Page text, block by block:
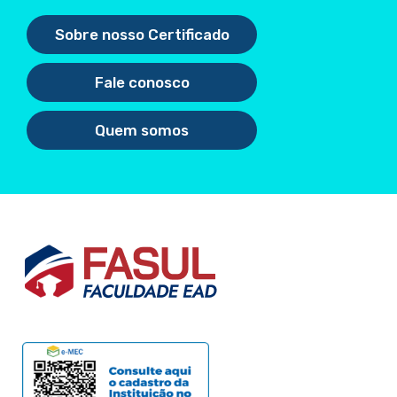
Sobre nosso Certificado
Fale conosco
Quem somos